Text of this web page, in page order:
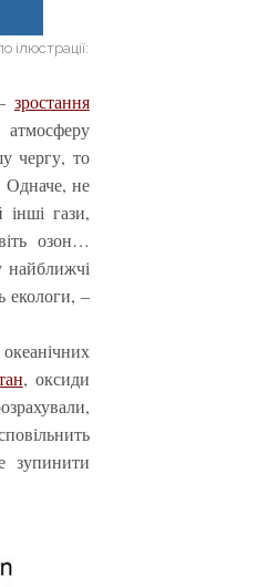
ілюстрації:
зростання
чергу, то
Одначе, не
гази,
озон…
екологи, –
, оксиди
зупинити